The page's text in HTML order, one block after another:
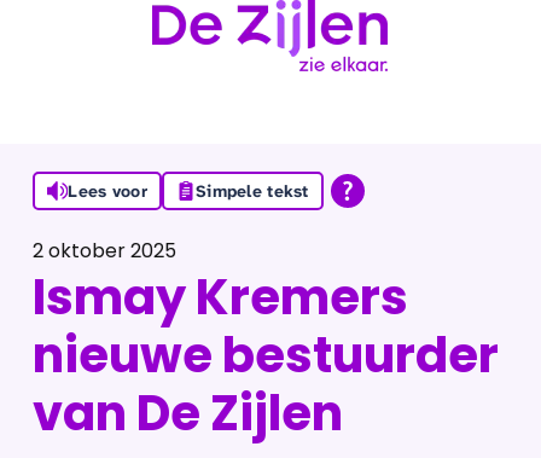
Lees voor Simpele tekst
2 oktober 2025
Ismay Kremers
nieuwe bestuurder
van De Zijlen